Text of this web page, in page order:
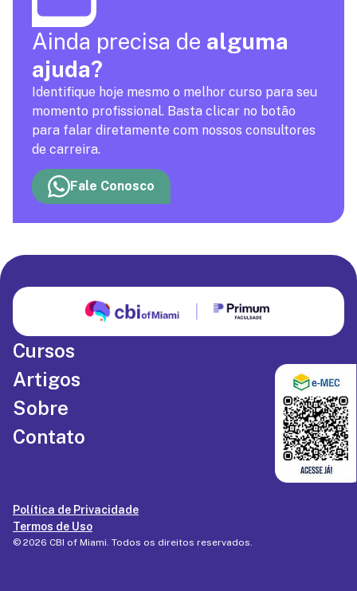
Ainda precisa de alguma
ajuda?
Identifique hoje mesmo o melhor curso para seu
momento profissional. Basta clicar no botão
para falar diretamente com nossos consultores
de carreira.
Fale Conosco
Cursos
Artigos
Sobre
Contato
Política de Privacidade
Termos de Uso
© 2026 CBI of Miami. Todos os direitos reservados.